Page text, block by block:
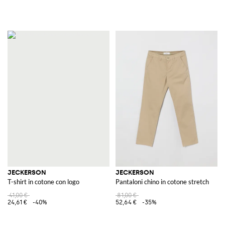
JECKERSON
T-shirt in cotone con logo
41,00 €
24,61 €
-40%
JECKERSON
Pantaloni chino in cotone stretch
81,00 €
52,64 €
-35%